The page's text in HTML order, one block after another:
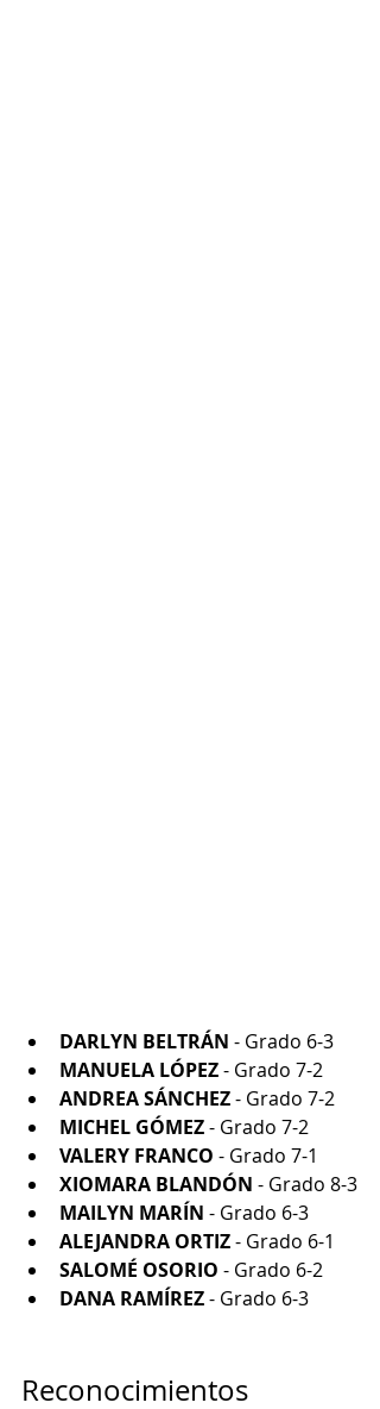
DARLYN BELTRÁN - Grado 6-3
MANUELA LÓPEZ - Grado 7-2
ANDREA SÁNCHEZ - Grado 7-2
MICHEL GÓMEZ - Grado 7-2
VALERY FRANCO - Grado 7-1
XIOMARA BLANDÓN - Grado 8-3
MAILYN MARÍN - Grado 6-3
ALEJANDRA ORTIZ - Grado 6-1
SALOMÉ OSORIO - Grado 6-2
DANA RAMÍREZ - Grado 6-3
Reconocimientos